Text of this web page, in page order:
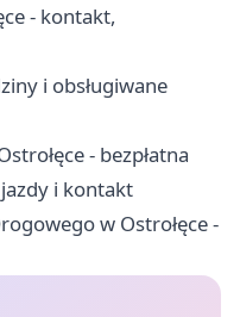
- kontakt,
i obsługiwane
- bezpłatna
i kontakt
w Ostrołęce -